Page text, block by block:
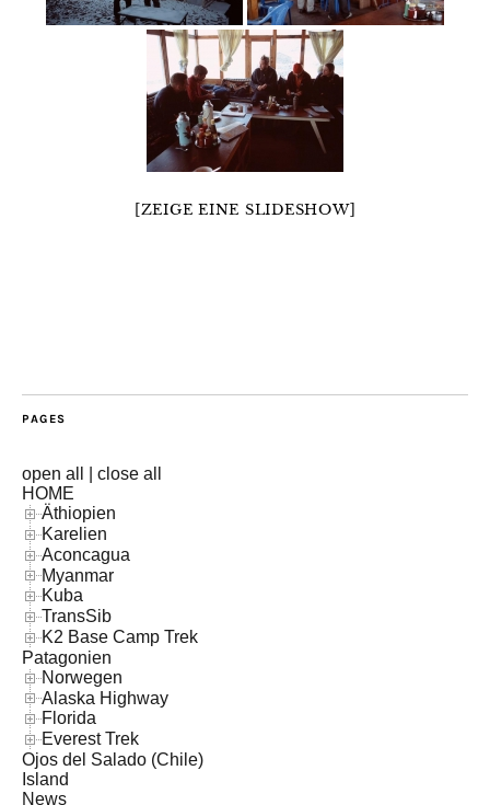
[ZEIGE EINE SLIDESHOW]
PAGES
open all
close all
HOME
Äthiopien
Karelien
Aconcagua
Myanmar
Kuba
TransSib
K2 Base Camp Trek
Patagonien
Norwegen
Alaska Highway
Florida
Everest Trek
Ojos del Salado (Chile)
Island
News